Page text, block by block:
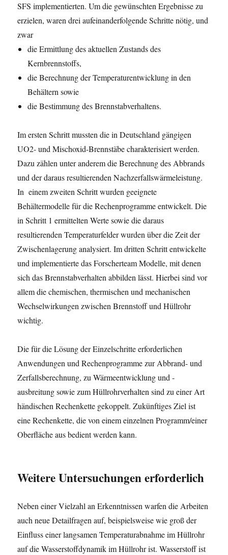
SFS implementierten. Um die gewünschten Ergebnisse zu
erzielen, waren drei aufeinanderfolgende Schritte nötig, und
zwar
die Ermittlung des aktuellen Zustands des
Kernbrennstoffs,
die Berechnung der Temperaturentwicklung in den
Behältern sowie
die Bestimmung des Brennstabverhaltens.
Im ersten Schritt mussten die in Deutschland gängigen
UO2- und Mischoxid-Brennstäbe charakterisiert werden.
Dazu zählen unter anderem die Berechnung des Abbrands
und der daraus resultierenden Nachzerfallswärmeleistung.
In einem zweiten Schritt wurden geeignete
Behältermodelle für die Rechenprogramme entwickelt. Die
in Schritt 1 ermittelten Werte sowie die daraus
resultierenden Temperaturfelder wurden über die Zeit der
Zwischenlagerung analysiert. Im dritten Schritt entwickelte
und implementierte das Forscherteam Modelle, mit denen
sich das Brennstabverhalten abbilden lässt. Hierbei sind vor
allem die chemischen, thermischen und mechanischen
Wechselwirkungen zwischen Brennstoff und Hüllrohr
wichtig.
Die für die Lösung der Einzelschritte erforderlichen
Anwendungen und Rechenprogramme zur Abbrand- und
Zerfallsberechnung, zu Wärmeentwicklung und -
ausbreitung sowie zum Hüllrohrverhalten sind zu einer Art
händischen Rechenkette gekoppelt. Zukünftiges Ziel ist
eine Rechenkette, die von einem einzelnen Programm/einer
Oberfläche aus bedient werden kann.
Weitere Untersuchungen erforderlich
Neben einer Vielzahl an Erkenntnissen warfen die Arbeiten
auch neue Detailfragen auf, beispielsweise wie groß der
Einfluss einer langsamen Temperaturabnahme im Hüllrohr
auf die Wasserstoffdynamik im Hüllrohr ist. Wasserstoff ist